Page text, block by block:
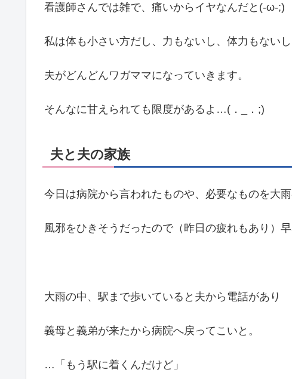
看護師さんでは雑で、痛いからイヤなんだと(-ω-;)
私は体も小さい方だし、力もないし、体力もない
夫がどんどんワガママになっていきます。
そんなに甘えられても限度があるよ…(．_．;)
夫と夫の家族
今日は病院から言われたものや、必要なものを大
風邪をひきそうだったので（昨日の疲れもあり）
大雨の中、駅まで歩いていると夫から電話があり
義母と義弟が来たから病院へ戻ってこいと。
…「もう駅に着くんだけど」